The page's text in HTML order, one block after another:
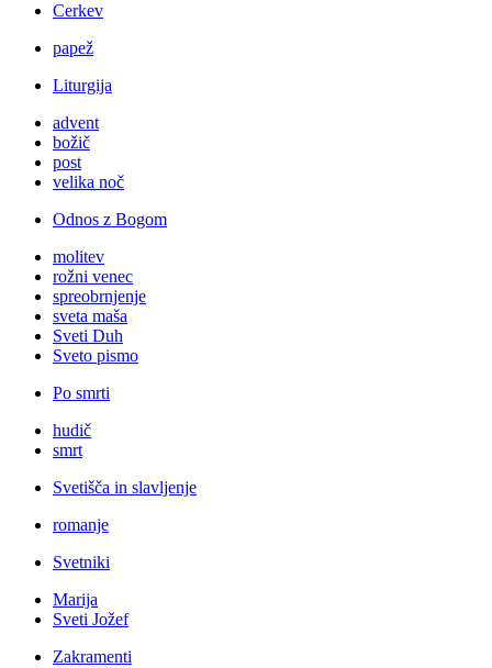
Cerkev
papež
Liturgija
advent
božič
post
velika noč
Odnos z Bogom
molitev
rožni venec
spreobrnjenje
sveta maša
Sveti Duh
Sveto pismo
Po smrti
hudič
smrt
Svetišča in slavljenje
romanje
Svetniki
Marija
Sveti Jožef
Zakramenti